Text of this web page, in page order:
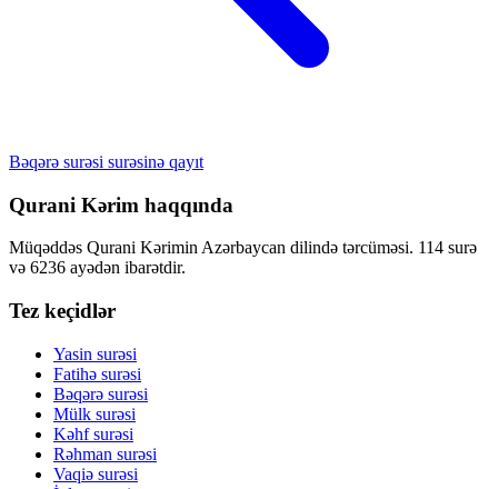
Bəqərə surəsi surəsinə qayıt
Qurani Kərim haqqında
Müqəddəs Qurani Kərimin Azərbaycan dilində tərcüməsi. 114 surə
və 6236 ayədən ibarətdir.
Tez keçidlər
Yasin surəsi
Fatihə surəsi
Bəqərə surəsi
Mülk surəsi
Kəhf surəsi
Rəhman surəsi
Vaqiə surəsi